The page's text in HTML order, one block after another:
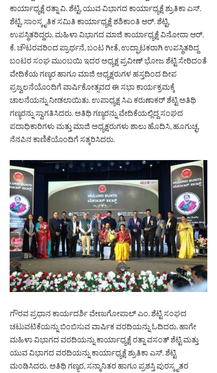
ಕಾರ್ಯಾಧ್ಯಕ್ಷೆ ರತ್ನಾ ವಿ. ಶೆಟ್ಟಿ, ಯುವ ವಿಭಾಗದ ಕಾರ್ಯಾಧ್ಯಕ್ಷೆ ಶ್ರುತಿಕಾ ಎಸ್.
ಶೆಟ್ಟಿ, ಸಾಂಸ್ಕೃತಿಕ ಸಮಿತಿ ಕಾರ್ಯಾಧ್ಯಕ್ಷೆ ಶಶಿಕಾಂತಿ ಆರ್. ಶೆಟ್ಟಿ,
ಉಪಸ್ಥಿತರಿದ್ದರು. ಮಹಿಳಾ ವಿಭಾಗದ ಮಾಜಿ ಕಾರ್ಯಾಧ್ಯಕ್ಷೆ ವಿನೋದಾ ಆರ್.
ಕೆ. ಚೌಟರವರಿಂದ ಪ್ರಾರ್ಥನೆ, ಬಂಟ ಗೀತೆ, ಉದ್ಘಾಟಕರಾಗಿ ಉಪಸ್ಥಿತರಿದ್ದ
ಬಂಟರ ಸಂಘ ಮುಂಬಯಿ ಇದರ ಅಧ್ಯಕ್ಷ ಪ್ರವೀಣ್ ಭೋಜ ಶೆಟ್ಟಿ ಸೇರಿದಂತೆ
ವೇದಿಕೆಯ ಗಣ್ಯರ ಹಾಗೂ ಮಾಜಿ ಅಧ್ಯಕ್ಷರುಗಳ ಹಸ್ತದಿಂದ ದೀಪ
ಪ್ರಜ್ವಲನೆಯೊಂದಿಗೆ ವಾರ್ಷಿಕೋತ್ಸವದ ಈ ಸಭಾ ಕಾರ್ಯಕ್ರಮಕ್ಕೆ
ಚಾಲನೆಯನ್ನು ನೀಡಲಾಯಿತು. ಉಪಾಧ್ಯಕ್ಷ ಸಿಎ ಕರುಣಾಕರ್ ಶೆಟ್ಟಿ ಅತಿಥಿ
ಗಣ್ಯರನ್ನು ಸ್ವಾಗತಿಸಿದರು. ಅತಿಥಿ ಗಣ್ಯರನ್ನು ವೇದಿಕೆಯಲ್ಲಿದ್ದ ಸಂಘದ
ಪದಾಧಿಕಾರಿಗಳು ಮತ್ತು ಮಾಜಿ ಅಧ್ಯಕ್ಷರುಗಳು ಶಾಲು ಹೊದಿಸಿ, ಹೂಗುಚ್ಛ,
ನೆನಪಿನ ಕಾಣಿಕೆಯೊಂದಿಗೆ ಸತ್ಕರಿಸಿದರು.
ಗೌರವ ಪ್ರಧಾನ ಕಾರ್ಯದರ್ಶಿ ವೇಣುಗೋಪಾಲ್ ಎಂ. ಶೆಟ್ಟಿ ಸಂಘದ
ಚಟುವಟಿಕೆಯನ್ನು ಬಿಂಬಿಸುವ ವಾರ್ಷಿಕ ವರದಿಯನ್ನು ಓದಿದರು. ಹಾಗೇ
ಮಹಿಳಾ ವಿಭಾಗದ ವರದಿಯನ್ನು ಕಾರ್ಯಾಧ್ಯಕ್ಷೆ ರತ್ನಾ ವಸಂತ್ ಶೆಟ್ಟಿ ಮತ್ತು
ಯುವ ವಿಭಾಗದ ವರದಿಯನ್ನು ಕಾರ್ಯಾಧ್ಯಕ್ಷೆ ಶ್ರುತಿಕಾ ಎಸ್. ಶೆಟ್ಟಿ
ಮಂಡಿಸಿದರು. ಅತಿಥಿ ಗಣ್ಯರ, ಸನ್ಮಾನಿತರ ಹಾಗೂ ಪ್ರಶಸ್ತಿ ಪುರಸ್ಕೃತರ